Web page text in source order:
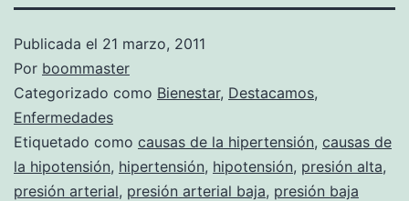
Publicada el 21 marzo, 2011
Por boommaster
Categorizado como Bienestar, Destacamos,
Enfermedades
Etiquetado como causas de la hipertensión, causas de
la hipotensión, hipertensión, hipotensión, presión alta,
presión arterial, presión arterial baja, presión baja